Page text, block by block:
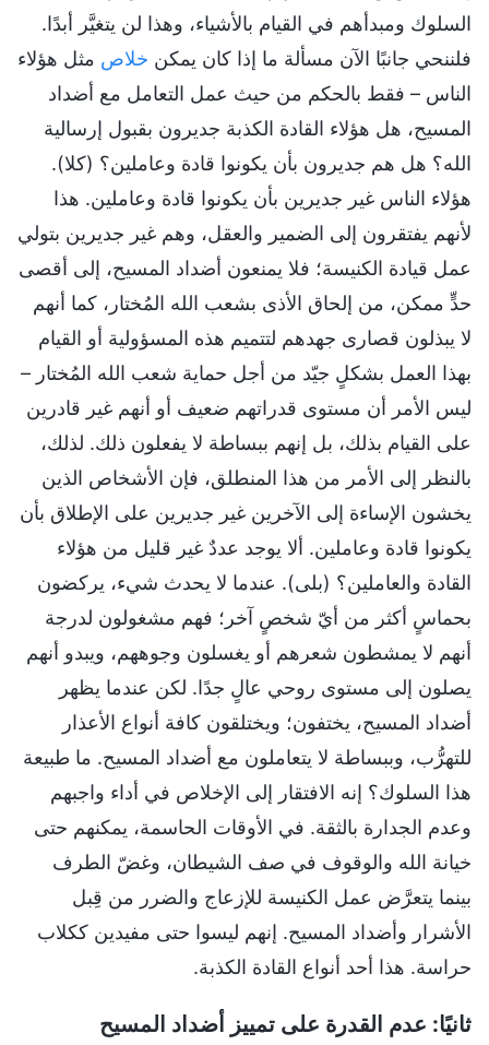
السلوك ومبدأهم في القيام بالأشياء، وهذا لن يتغيَّر أبدًا.
فلننحي جانبًا الآن مسألة ما إذا كان يمكن خلاص مثل هؤلاء
الناس – فقط بالحكم من حيث عمل التعامل مع أضداد
المسيح، هل هؤلاء القادة الكذبة جديرون بقبول إرسالية
الله؟ هل هم جديرون بأن يكونوا قادة وعاملين؟ (كلا).
هؤلاء الناس غير جديرين بأن يكونوا قادة وعاملين. هذا
لأنهم يفتقرون إلى الضمير والعقل، وهم غير جديرين بتولي
عمل قيادة الكنيسة؛ فلا يمنعون أضداد المسيح، إلى أقصى
حدٍّ ممكن، من إلحاق الأذى بشعب الله المُختار، كما أنهم
لا يبذلون قصارى جهدهم لتتميم هذه المسؤولية أو القيام
بهذا العمل بشكلٍ جيّد من أجل حماية شعب الله المُختار –
ليس الأمر أن مستوى قدراتهم ضعيف أو أنهم غير قادرين
على القيام بذلك، بل إنهم ببساطة لا يفعلون ذلك. لذلك،
بالنظر إلى الأمر من هذا المنطلق، فإن الأشخاص الذين
يخشون الإساءة إلى الآخرين غير جديرين على الإطلاق بأن
يكونوا قادة وعاملين. ألا يوجد عددٌ غير قليل من هؤلاء
القادة والعاملين؟ (بلى). عندما لا يحدث شيء، يركضون
بحماسٍ أكثر من أيّ شخصٍ آخر؛ فهم مشغولون لدرجة
أنهم لا يمشطون شعرهم أو يغسلون وجوههم، ويبدو أنهم
يصلون إلى مستوى روحي عالٍ جدًا. لكن عندما يظهر
أضداد المسيح، يختفون؛ ويختلقون كافة أنواع الأعذار
للتهرُّب، وببساطة لا يتعاملون مع أضداد المسيح. ما طبيعة
هذا السلوك؟ إنه الافتقار إلى الإخلاص في أداء واجبهم
وعدم الجدارة بالثقة. في الأوقات الحاسمة، يمكنهم حتى
خيانة الله والوقوف في صف الشيطان، وغضّ الطرف
بينما يتعرَّض عمل الكنيسة للإزعاج والضرر من قِبل
الأشرار وأضداد المسيح. إنهم ليسوا حتى مفيدين ككلاب
حراسة. هذا أحد أنواع القادة الكذبة.
ثانيًا: عدم القدرة على تمييز أضداد المسيح